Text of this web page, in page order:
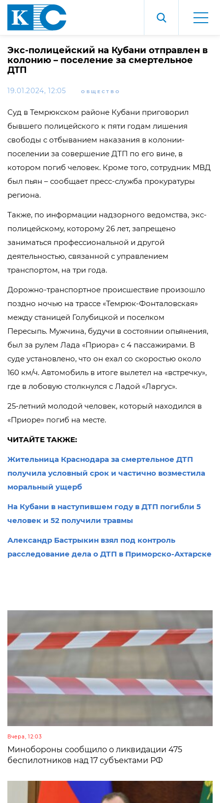
Экс-полицейский на Кубани отправлен в
колонию – поселение за смертельное
ДТП
19.01.2024, 12:05 ОБЩЕСТВО
Суд в Темрюкском районе Кубани приговорил
бывшего полицейского к пяти годам лишения
свободы с отбыванием наказания в колонии-
поселении за совершение ДТП по его вине, в
котором погиб человек. Кроме того, сотрудник МВД
был пьян – сообщает пресс-служба прокуратуры
региона.
Также, по информации надзорного ведомства, экс-
полицейскому, которому 26 лет, запрещено
заниматься профессиональной и другой
деятельностью, связанной с управлением
транспортом, на три года.
Дорожно-транспортное происшествие произошло
поздно ночью на трассе «Темрюк-Фонталовская»
между станицей Голубицкой и поселком
Пересыпь. Мужчина, будучи в состоянии опьянения,
был за рулем Лада «Приора» с 4 пассажирами. В
суде установлено, что он ехал со скоростью около
160 км/ч. Автомобиль в итоге вылетел на «встречку»,
где в лобовую столкнулся с Ладой «Ларгус».
25-летний молодой человек, который находился в
«Приоре» погиб на месте.
ЧИТАЙТЕ ТАКЖЕ:
Жительница Краснодара за смертельное ДТП
получила условный срок и частично возместила
моральный ущерб
На Кубани в наступившем году в ДТП погибли 5
человек и 52 получили травмы
Александр Бастрыкин взял под контроль
расследование дела о ДТП в Приморско-Ахтарске
Вчера, 12:03
Минобороны сообщило о ликвидации 475
беспилотников над 17 субъектами РФ